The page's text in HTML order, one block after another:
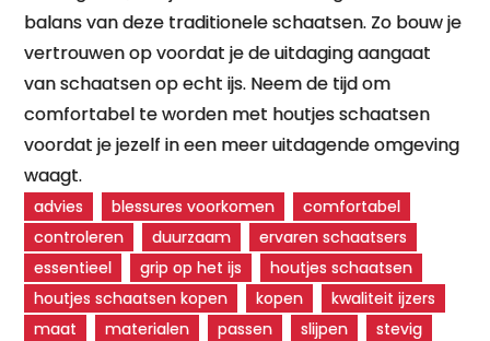
balans van deze traditionele schaatsen. Zo bouw je
vertrouwen op voordat je de uitdaging aangaat
van schaatsen op echt ijs. Neem de tijd om
comfortabel te worden met houtjes schaatsen
voordat je jezelf in een meer uitdagende omgeving
waagt.
advies blessures voorkomen
comfortabel
controleren
duurzaam
ervaren schaatsers
essentieel
grip op het ijs
houtjes schaatsen
houtjes schaatsen kopen
kopen
kwaliteit ijzers
maat
materialen passen slijpen
stevig